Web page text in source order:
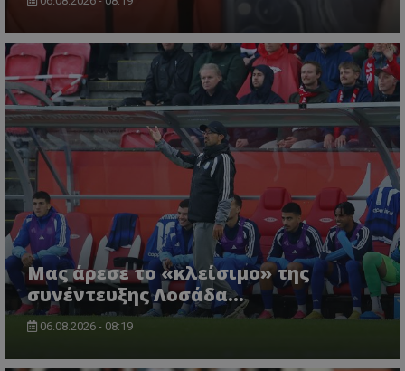
Μας άρεσε το «κλείσιμο» της
συνέντευξης Λοσάδα…
06.08.2026 - 08:19